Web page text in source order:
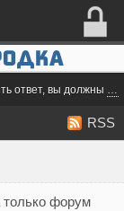
Чтобы отправить ответ, вы должны
RSS
только форум